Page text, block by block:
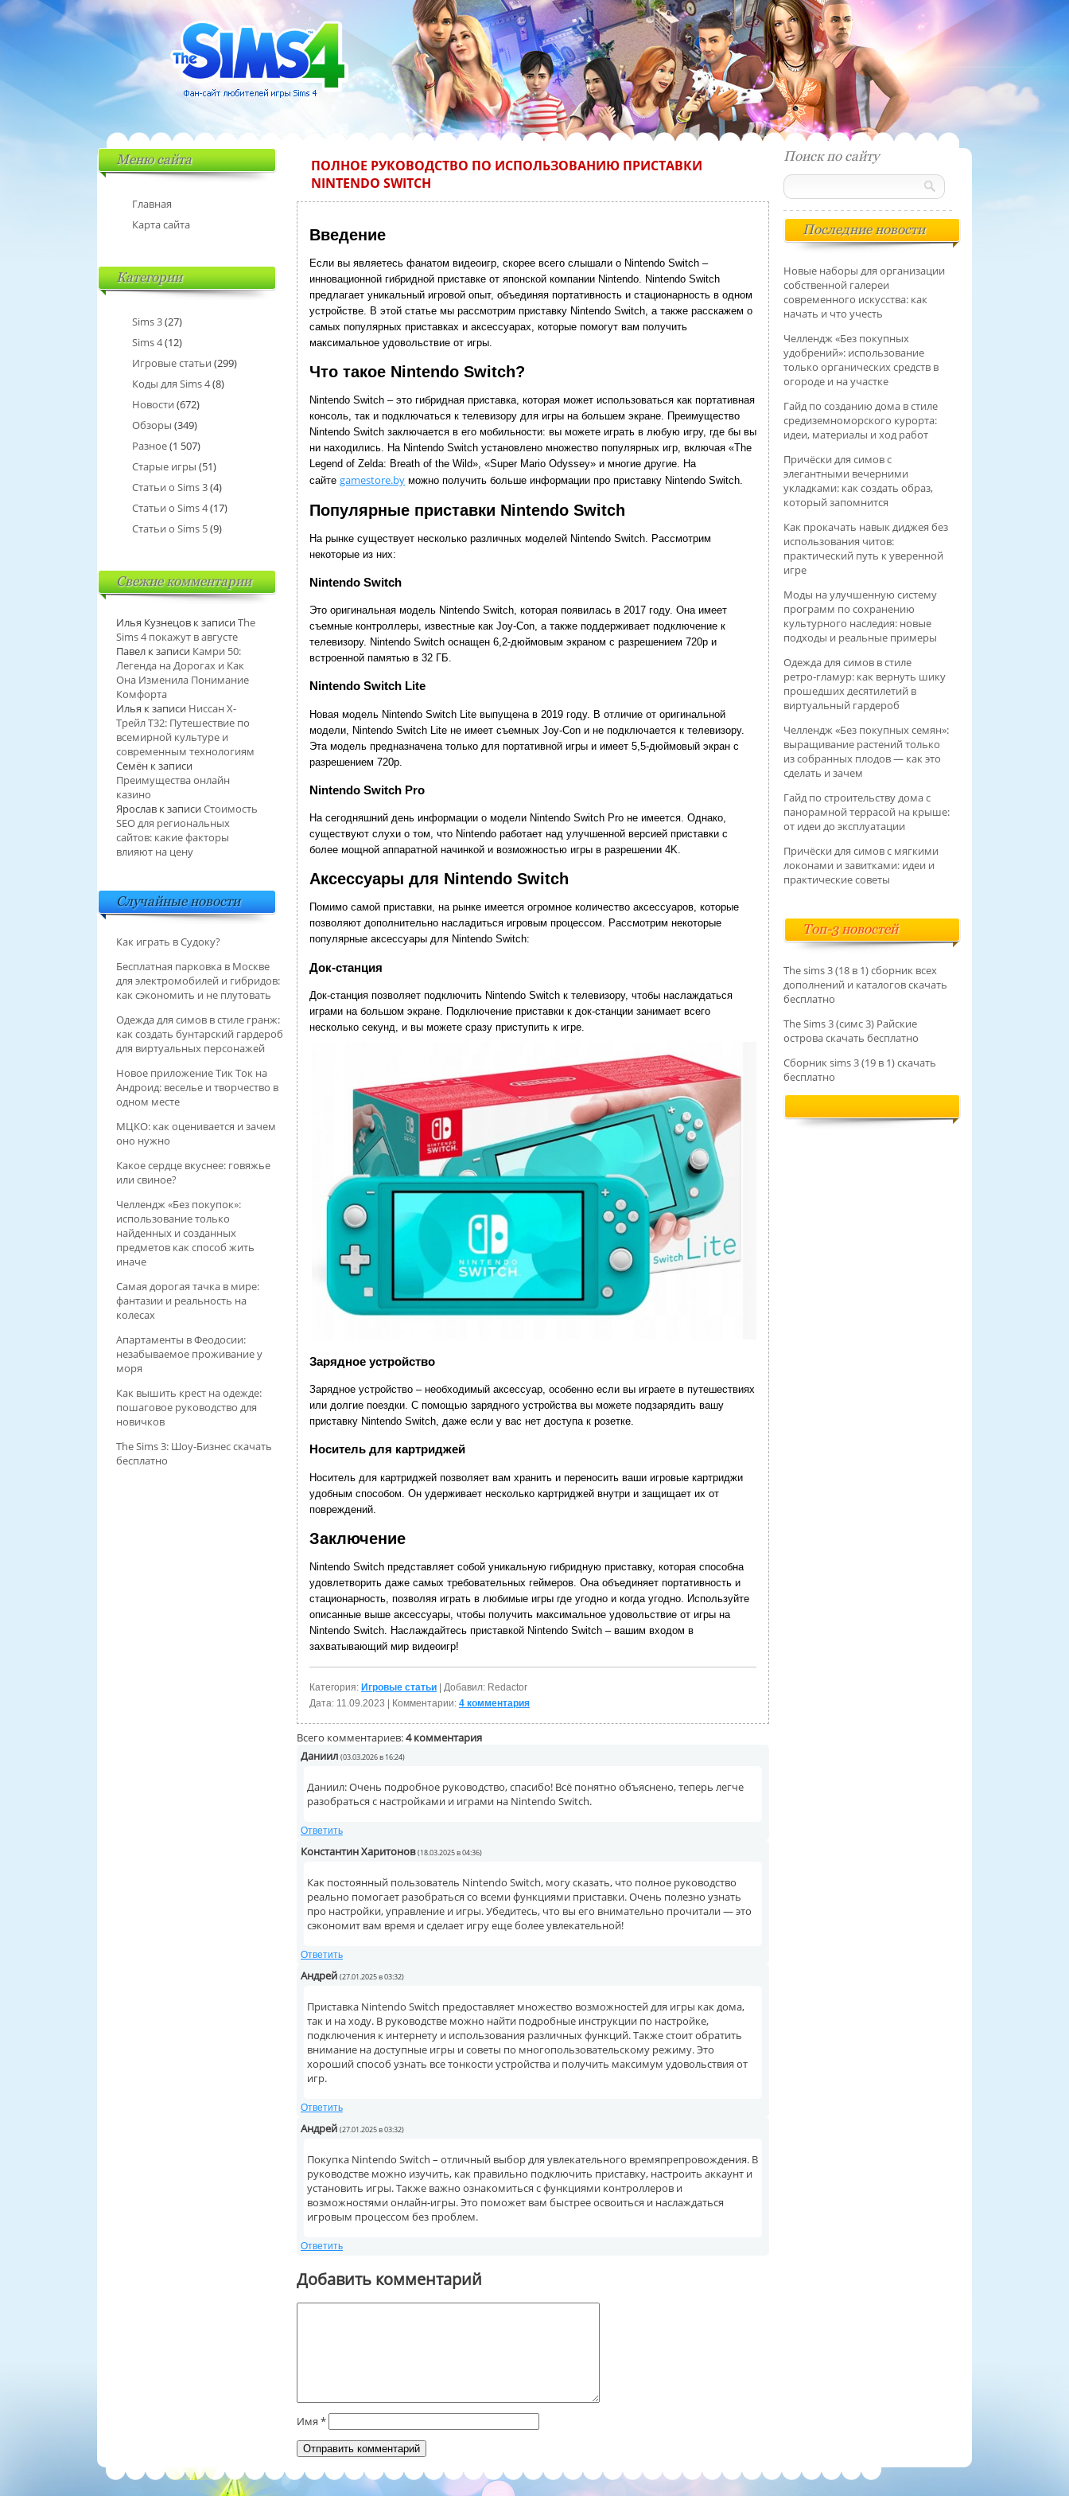
ПОЛНОЕ РУКОВОДСТВО ПО ИСПОЛЬЗОВАНИЮ ПРИСТАВКИ
NINTENDO SWITCH
Введение
Если вы являетесь фанатом видеоигр, скорее всего слышали о Nintendo Switch –
инновационной гибридной приставке от японской компании Nintendo. Nintendo Switch
предлагает уникальный игровой опыт, объединяя портативность и стационарность в одном
устройстве. В этой статье мы рассмотрим приставку Nintendo Switch, а также расскажем о
самых популярных приставках и аксессуарах, которые помогут вам получить
максимальное удовольствие от игры.
Что такое Nintendo Switch?
Nintendo Switch – это гибридная приставка, которая может использоваться как портативная
консоль, так и подключаться к телевизору для игры на большем экране. Преимущество
Nintendo Switch заключается в его мобильности: вы можете играть в любую игру, где бы вы
ни находились. На Nintendo Switch установлено множество популярных игр, включая «The
Legend of Zelda: Breath of the Wild», «Super Mario Odyssey» и многие другие. На
сайте gamestore.by можно получить больше информации про приставку Nintendo Switch.
Популярные приставки Nintendo Switch
На рынке существует несколько различных моделей Nintendo Switch. Рассмотрим
некоторые из них:
Nintendo Switch
Это оригинальная модель Nintendo Switch, которая появилась в 2017 году. Она имеет
съемные контроллеры, известные как Joy-Con, а также поддерживает подключение к
телевизору. Nintendo Switch оснащен 6,2-дюймовым экраном с разрешением 720p и
встроенной памятью в 32 ГБ.
Nintendo Switch Lite
Новая модель Nintendo Switch Lite выпущена в 2019 году. В отличие от оригинальной
модели, Nintendo Switch Lite не имеет съемных Joy-Con и не подключается к телевизору.
Эта модель предназначена только для портативной игры и имеет 5,5-дюймовый экран с
разрешением 720p.
Nintendo Switch Pro
На сегодняшний день информации о модели Nintendo Switch Pro не имеется. Однако,
существуют слухи о том, что Nintendo работает над улучшенной версией приставки с
более мощной аппаратной начинкой и возможностью игры в разрешении 4K.
Аксессуары для Nintendo Switch
Помимо самой приставки, на рынке имеется огромное количество аксессуаров, которые
позволяют дополнительно насладиться игровым процессом. Рассмотрим некоторые
популярные аксессуары для Nintendo Switch:
Док-станция
Док-станция позволяет подключить Nintendo Switch к телевизору, чтобы наслаждаться
играми на большом экране. Подключение приставки к док-станции занимает всего
несколько секунд, и вы можете сразу приступить к игре.
Зарядное устройство
Зарядное устройство – необходимый аксессуар, особенно если вы играете в путешествиях
или долгие поездки. С помощью зарядного устройства вы можете подзарядить вашу
приставку Nintendo Switch, даже если у вас нет доступа к розетке.
Носитель для картриджей
Носитель для картриджей позволяет вам хранить и переносить ваши игровые картриджи
удобным способом. Он удерживает несколько картриджей внутри и защищает их от
повреждений.
Заключение
Nintendo Switch представляет собой уникальную гибридную приставку, которая способна
удовлетворить даже самых требовательных геймеров. Она объединяет портативность и
стационарность, позволяя играть в любимые игры где угодно и когда угодно. Используйте
описанные выше аксессуары, чтобы получить максимальное удовольствие от игры на
Nintendo Switch. Наслаждайтесь приставкой Nintendo Switch – вашим входом в
захватывающий мир видеоигр!
Категория: Игровые статьи | Добавил: Redactor
Дата: 11.09.2023 | Комментарии: 4 комментария
Всего комментариев:4 комментария
Даниил (03.03.2026 в 16:24)
Даниил: Очень подробное руководство, спасибо! Всё понятно объяснено, теперь легче
разобраться с настройками и играми на Nintendo Switch.
Ответить
Константин Харитонов (18.03.2025 в 04:36)
Как постоянный пользователь Nintendo Switch, могу сказать, что полное руководство
реально помогает разобраться со всеми функциями приставки. Очень полезно узнать
про настройки, управление и игры. Убедитесь, что вы его внимательно прочитали — это
сэкономит вам время и сделает игру еще более увлекательной!
Ответить
Андрей (27.01.2025 в 03:32)
Приставка Nintendo Switch предоставляет множество возможностей для игры как дома,
так и на ходу. В руководстве можно найти подробные инструкции по настройке,
подключения к интернету и использования различных функций. Также стоит обратить
внимание на доступные игры и советы по многопользовательскому режиму. Это
хороший способ узнать все тонкости устройства и получить максимум удовольствия от
игр.
Ответить
Андрей (27.01.2025 в 03:32)
Покупка Nintendo Switch – отличный выбор для увлекательного времяпрепровождения. В
руководстве можно изучить, как правильно подключить приставку, настроить аккаунт и
установить игры. Также важно ознакомиться с функциями контроллеров и
возможностями онлайн-игры. Это поможет вам быстрее освоиться и наслаждаться
игровым процессом без проблем.
Ответить
Добавить комментарий
Имя *
Меню сайта
Главная
Карта сайта
Категории
Sims 3(27)
Sims 4(12)
Игровые статьи (299)
Коды для Sims 4(8)
Новости (672)
Обзоры (349)
Разное(1 507)
Старые игры (51)
Статьи о Sims 3(4)
Статьи о Sims 4(17)
Статьи о Sims 5(9)
Свежие комментарии
Илья Кузнецов к записиThe
Sims 4 покажут в августе
Павел к записи Камри 50:
Легенда на Дорогах и Как
Она Изменила Понимание
Комфорта
Илья к записи Ниссан Х-
Трейл T32: Путешествие по
всемирной культуре и
современным технологиям
Семён к записи
Преимущества онлайн
казино
Ярослав к записиСтоимость
SEO для региональных
сайтов: какие факторы
влияют на цену
Случайные новости
Как играть в Судоку?
Бесплатная парковка в Москве
для электромобилей и гибридов:
как сэкономить и не плутовать
Одежда для симов в стиле гранж:
как создать бунтарский гардероб
для виртуальных персонажей
Новое приложение Тик Ток на
Андроид: веселье и творчество в
одном месте
МЦКО: как оценивается и зачем
оно нужно
Какое сердце вкуснее: говяжье
или свиное?
Челлендж «Без покупок»:
использование только
найденных и созданных
предметов как способ жить
иначе
Самая дорогая тачка в мире:
фантазии и реальность на
колесах
Апартаменты в Феодосии:
незабываемое проживание у
моря
Как вышить крест на одежде:
пошаговое руководство для
новичков
The Sims 3: Шоу-Бизнес скачать
бесплатно
Поиск по сайту
Последние новости
Новые наборы для организации
собственной галереи
современного искусства: как
начать и что учесть
Челлендж «Без покупных
удобрений»: использование
только органических средств в
огороде и на участке
Гайд по созданию дома в стиле
средиземноморского курорта:
идеи, материалы и ход работ
Причёски для симов с
элегантными вечерними
укладками: как создать образ,
который запомнится
Как прокачать навык диджея без
использования читов:
практический путь к уверенной
игре
Моды на улучшенную систему
программ по сохранению
культурного наследия: новые
подходы и реальные примеры
Одежда для симов в стиле
ретро‑гламур: как вернуть шику
прошедших десятилетий в
виртуальный гардероб
Челлендж «Без покупных семян»:
выращивание растений только
из собранных плодов — как это
сделать и зачем
Гайд по строительству дома с
панорамной террасой на крыше:
от идеи до эксплуатации
Причёски для симов с мягкими
локонами и завитками: идеи и
практические советы
Топ-3 новостей
The sims 3 (18 в 1) сборник всех
дополнений и каталогов скачать
бесплатно
The Sims 3 (симс 3) Райские
острова скачать бесплатно
Сборник sims 3 (19 в 1) скачать
бесплатно